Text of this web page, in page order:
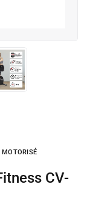
MOTORISÉ